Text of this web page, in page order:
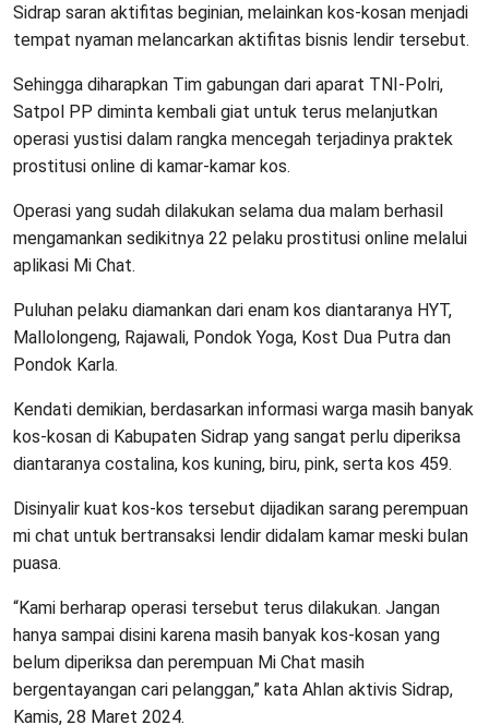
Sidrap saran aktifitas beginian, melainkan kos-kosan menjadi
tempat nyaman melancarkan aktifitas bisnis lendir tersebut.
Sehingga diharapkan Tim gabungan dari aparat TNI-Polri,
Satpol PP diminta kembali giat untuk terus melanjutkan
operasi yustisi dalam rangka mencegah terjadinya praktek
prostitusi online di kamar-kamar kos.
Operasi yang sudah dilakukan selama dua malam berhasil
mengamankan sedikitnya 22 pelaku prostitusi online melalui
aplikasi Mi Chat.
Puluhan pelaku diamankan dari enam kos diantaranya HYT,
Mallolongeng, Rajawali, Pondok Yoga, Kost Dua Putra dan
Pondok Karla.
Kendati demikian, berdasarkan informasi warga masih banyak
kos-kosan di Kabupaten Sidrap yang sangat perlu diperiksa
diantaranya costalina, kos kuning, biru, pink, serta kos 459.
Disinyalir kuat kos-kos tersebut dijadikan sarang perempuan
mi chat untuk bertransaksi lendir didalam kamar meski bulan
puasa.
“Kami berharap operasi tersebut terus dilakukan. Jangan
hanya sampai disini karena masih banyak kos-kosan yang
belum diperiksa dan perempuan Mi Chat masih
bergentayangan cari pelanggan,” kata Ahlan aktivis Sidrap,
Kamis, 28 Maret 2024.